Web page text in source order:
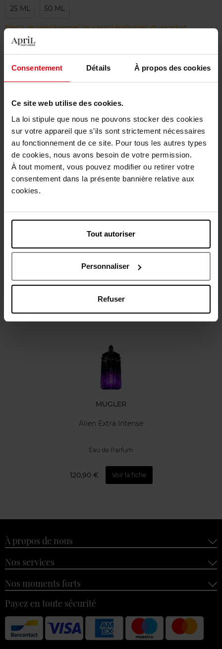
Consentement Détails À propos des cookies
Ce site web utilise des cookies.
La loi stipule que nous ne pouvons stocker des cookies
sur votre appareil que s’ils sont strictement nécessaires
au fonctionnement de ce site. Pour tous les autres types
de cookies, nous avons besoin de votre permission.
À tout moment, vous pouvez modifier ou retirer votre
consentement dans la présente bannière relative aux
cookies.
Tout autoriser
Personnaliser
Refuser
25 ML 50 ML
Merci de sélectionner les caractéristiques du produit.
Retour gratuit dans votre magasin
Description
Caractéristiques
Oublié quelque chose ?
MUGLER
Alien Extra Intense
Eau de Parfum
120,90 € Voir la fiche
À propos de nous
Nos services
Nos moments forts
Payez en toute sécurité